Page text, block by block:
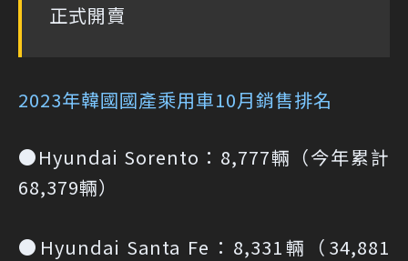
正式開賣
2023年韓國國產乘用車10月銷售排名
●Hyundai Sorento：8,777輛（今年累計
68,379輛）
●Hyundai Santa Fe：8,331輛（34,881